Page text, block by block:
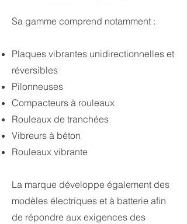
Sa gamme comprend notamment :
Plaques vibrantes unidirectionnelles et
réversibles
Pilonneuses
Compacteurs à rouleaux
Rouleaux de tranchées
Vibreurs à béton
Rouleaux vibrante
La marque développe également des
modèles électriques et à batterie afin
de répondre aux exigences des